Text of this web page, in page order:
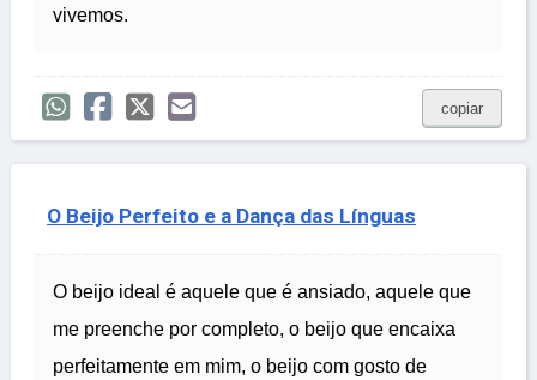
vivemos.
copiar
O Beijo Perfeito e a Dança das Línguas
O beijo ideal é aquele que é ansiado, aquele que
me preenche por completo, o beijo que encaixa
perfeitamente em mim, o beijo com gosto de